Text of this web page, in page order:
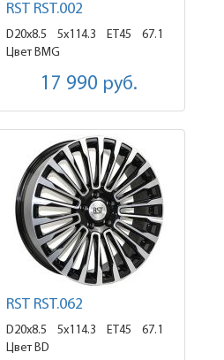
RST RST.002
D20x8.5 5x114.3 ET45
67.1
Цвет BMG
17 990 руб.
RST RST.062
D20x8.5 5x114.3 ET45
67.1
Цвет BD